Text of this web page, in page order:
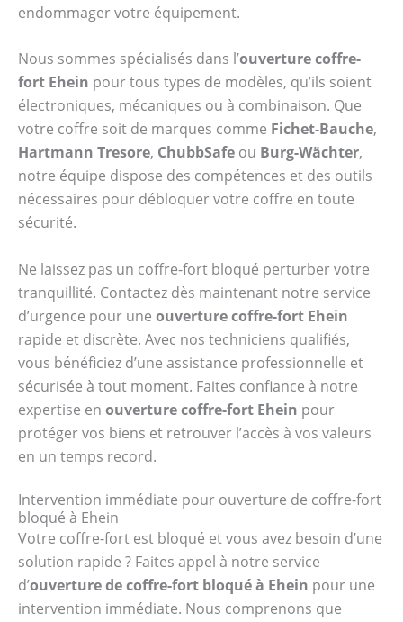
endommager votre équipement.
Nous sommes spécialisés dans l’ouverture coffre-
fort Ehein pour tous types de modèles, qu’ils soient
électroniques, mécaniques ou à combinaison. Que
votre coffre soit de marques comme Fichet-Bauche,
Hartmann Tresore, ChubbSafe ou Burg-Wächter,
notre équipe dispose des compétences et des outils
nécessaires pour débloquer votre coffre en toute
sécurité.
Ne laissez pas un coffre-fort bloqué perturber votre
tranquillité. Contactez dès maintenant notre service
d’urgence pour une ouverture coffre-fort Ehein
rapide et discrète. Avec nos techniciens qualifiés,
vous bénéficiez d’une assistance professionnelle et
sécurisée à tout moment. Faites confiance à notre
expertise en ouverture coffre-fort Ehein pour
protéger vos biens et retrouver l’accès à vos valeurs
en un temps record.
Intervention immédiate pour ouverture de coffre-fort
bloqué à Ehein
Votre coffre-fort est bloqué et vous avez besoin d’une
solution rapide ? Faites appel à notre service
d’ouverture de coffre-fort bloqué à Ehein pour une
intervention immédiate. Nous comprenons que